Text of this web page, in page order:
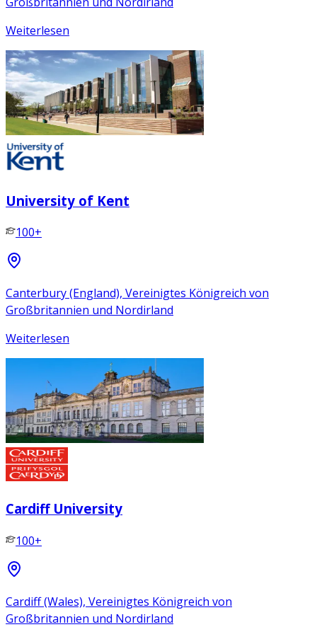
Weiterlesen
University of Kent
100+
Canterbury (England), Vereinigtes Königreich von
Großbritannien und Nordirland
Weiterlesen
Cardiff University
100+
Cardiff (Wales), Vereinigtes Königreich von
Großbritannien und Nordirland